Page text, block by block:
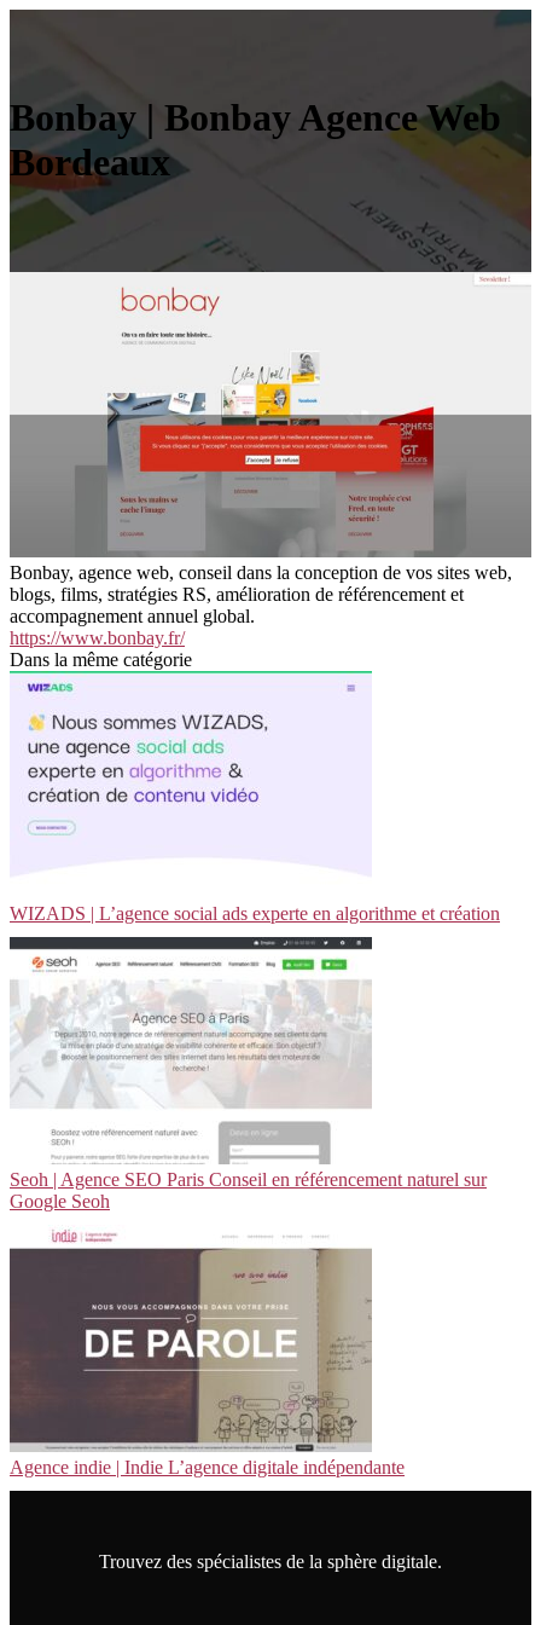
Bonbay | Bonbay Agence Web
Bordeaux
Bonbay, agence web, conseil dans la conception de vos sites web,
blogs, films, stratégies RS, amélioration de référencement et
accompagnement annuel global.
https://www.bonbay.fr/
Dans la même catégorie
WIZADS | L’agence social ads experte en algorithme et création
Seoh | Agence SEO Paris Conseil en référen­ce­ment naturel sur
Google Seoh
Agence indie | Indie L’agence digitale indépen­dan­te
Trouvez des spécialistes de la sphère digitale.